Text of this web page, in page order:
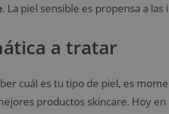
. La piel sensible es propensa a las
a tratar
cuál es tu tipo de piel, es
productos skincare. Hoy